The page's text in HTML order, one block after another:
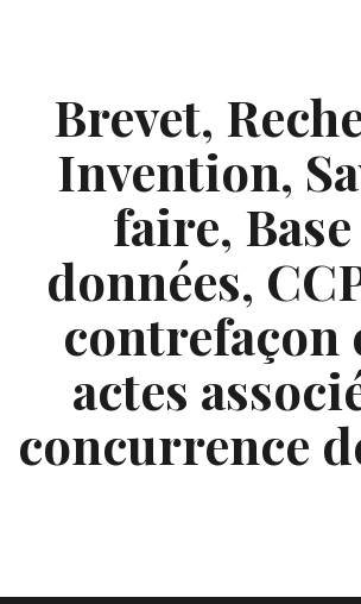
Brevet,
Invention,
faire,
données,
contrefaçon
actes
concurrence